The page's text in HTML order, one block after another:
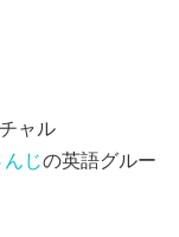
ャル
じの英語グルー